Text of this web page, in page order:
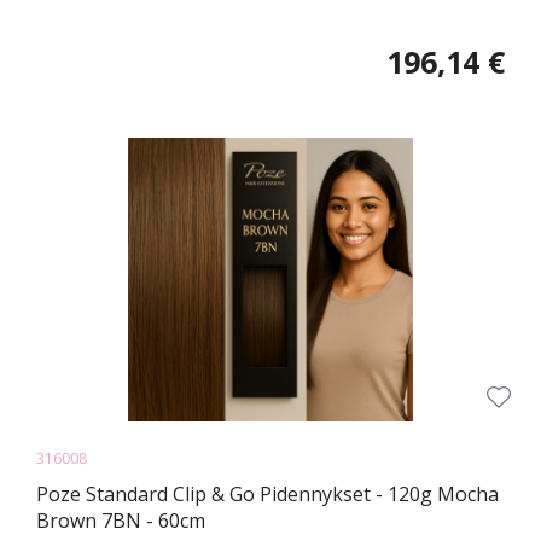
196,14 €
316008
Poze Standard Clip & Go Pidennykset - 120g Mocha
Brown 7BN - 60cm